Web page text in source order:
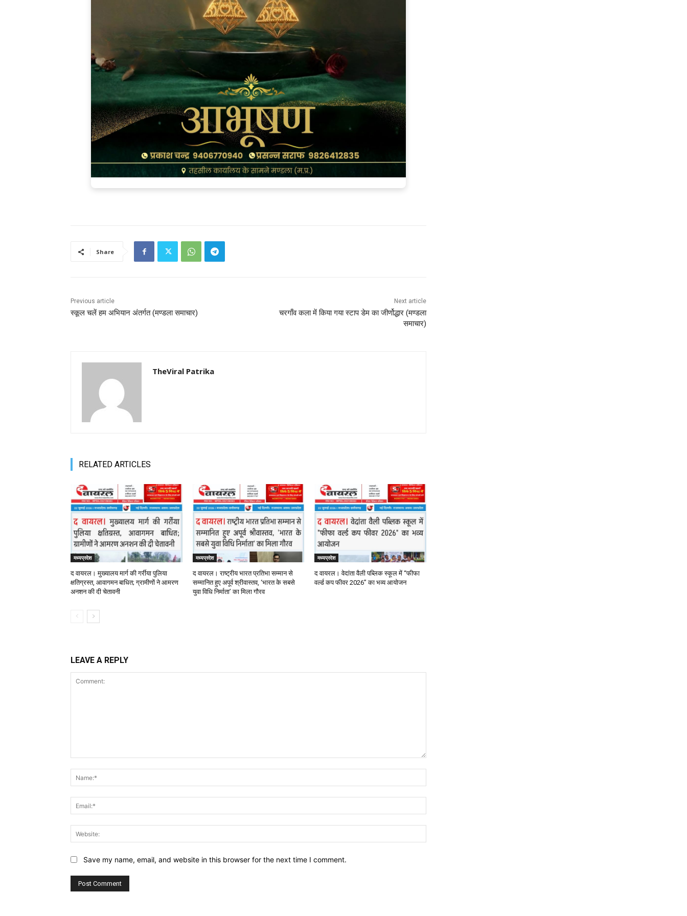
Share
Previous article
स्कूल चलें हम अभियान अंतर्गत (मण्‍डला समाचार)
Next article
चरगाँव कला में किया गया स्टाप डेम का जीर्णोद्धार (मण्‍डला
समाचार)
TheViral Patrika
RELATED ARTICLES
मध्यप्रदेश
द वायरल। मुख्यालय मार्ग की गर्रीया पुलिया
क्षतिग्रस्त, आवागमन बाधित; ग्रामीणों ने आमरण
अनशन की दी चेतावनी
मध्यप्रदेश
द वायरल। राष्ट्रीय भारत प्रतिभा सम्मान से
सम्मानित हुए अपूर्व श्रीवास्तव, ‘भारत के सबसे
युवा विधि निर्माता’ का मिला गौरव
मध्यप्रदेश
द वायरल। वेदांता वैली पब्लिक स्कूल में “फीफा
वर्ल्ड कप फीवर 2026” का भव्य आयोजन
LEAVE A REPLY
Save my name, email, and website in this browser for the next time I comment.